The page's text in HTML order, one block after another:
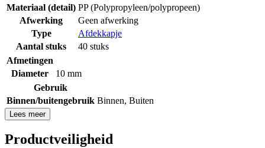
Materiaal (detail) PP (Polypropyleen/polypropeen)
Afwerking
Geen afwerking
Type
Afdekkapje
Aantal stuks
40 stuks
Afmetingen
Diameter
10 mm
Gebruik
Binnen/buitengebruik Binnen, Buiten
Lees meer
Productveiligheid